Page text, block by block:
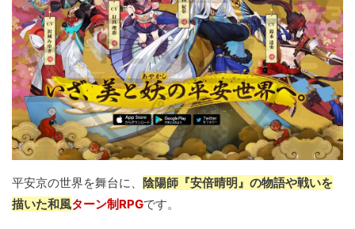
平安京の世界を舞台に、
陰陽師『安倍晴明』の物語や戦いを
描いた和風ターン制RPGです。